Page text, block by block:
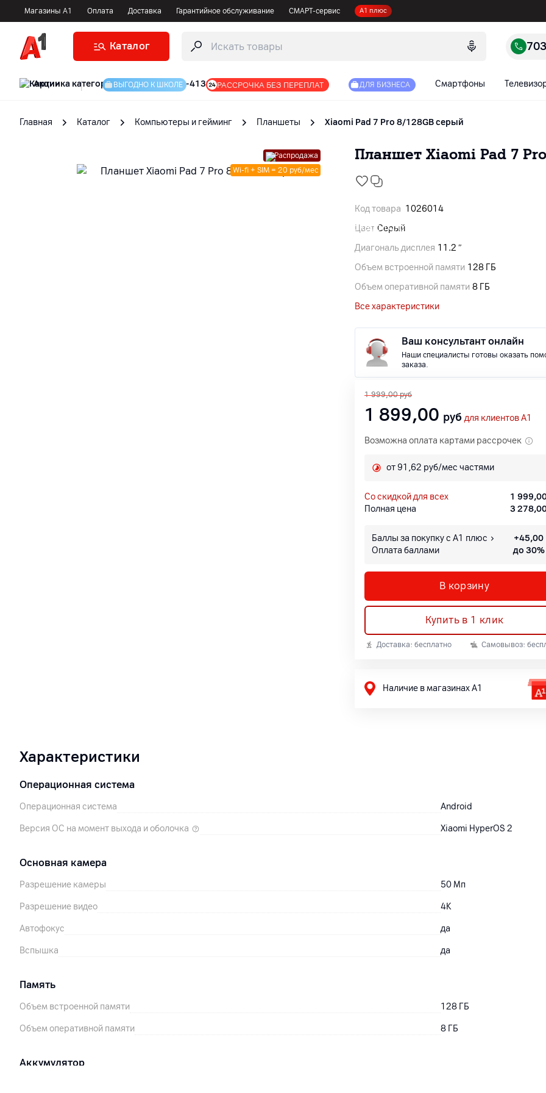
Магазины А1 Оплата Доставка Гарантийное обслуживание СМАРТ-сервис А1 плюс
Каталог
Акции | ВЫГОДНО К ШКОЛЕ РАССРОЧКА БЕЗ ПЕРЕПЛАТ ДЛЯ БИЗНЕСА Смартфоны
Главная Каталог Компьютеры и гейминг Планшеты Xiaomi Pad 7 Pro 8/128GB серый
Распродажа
Wi-fi + SIM = 20 руб/мес
Планшет Xiaomi Pad 7
Код товара 1026014
Цвет Серый
Диагональ дисплея 11.2 ″
Объем встроенной памяти 128 ГБ
Объем оперативной памяти 8 ГБ
Все характеристики
Ваш консультант онлайн
Наши специалисты готовы оказать
заказа.
1 999,00 руб
1 899,00 руб для клиентов A1
Возможна оплата картами рассрочек
от 91,62 руб/мес частями
со скидкой для всех 1
Полная цена
3
Баллы за покупку с А1 плюс +45,00
Оплата баллами
до 30%
В корзину
Купить в 1 клик
Доставка: бесплатно Самовывоз:
Наличие в магазинах А1
Характеристики
Операционная система
Операционная система Android
Версия ОС на момент выхода и оболочка Xiaomi HyperOS 2
Основная камера
Разрешение камеры 50Мп
Разрешение видео 4K
Автофокус да
Вспышка да
Память
Объем встроенной памяти 128 ГБ
Объем оперативной памяти 8 ГБ
Аккумулятор